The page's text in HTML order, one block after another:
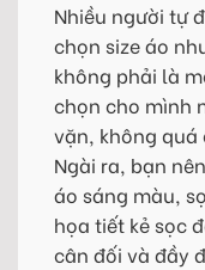
Nhiều người tự
chọn size áo
không phải là
chọn cho mình
vặn, không quá
Ngài ra, bạn
áo sáng màu,
họa tiết kẻ sọc
cân đối và đầy